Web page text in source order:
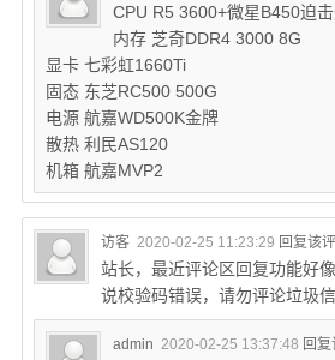
CPU R5 3600+微星B450迫
内存 芝奇DDR4 3000 8G
显卡 七彩虹1660Ti
固态 东芝RC500 500G
电源 航嘉WD500K金牌
散热 利民AS120
机箱 航嘉MVP2
访客 2020-02-25 11:23:29 回复该
站长，最近评论区回复功能好
说校验码错误，请勿评论垃圾
admin 2020-02-25 13:37:48 回